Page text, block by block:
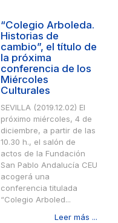
“Colegio Arboleda.
Historias de
cambio”, el título de
la próxima
conferencia de los
Miércoles
Culturales
SEVILLA (2019.12.02) El
próximo miércoles, 4 de
diciembre, a partir de las
10.30 h., el salón de
actos de la Fundación
San Pablo Andalucía CEU
acogerá una
conferencia titulada
“Colegio Arboled...
Leer más ...